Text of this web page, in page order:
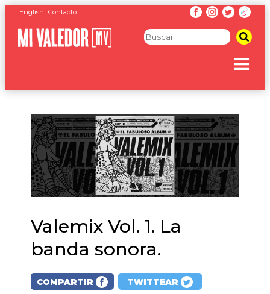
English Contacto
Valemix Vol. 1. La
banda sonora.
COMPARTIR TWITTEAR